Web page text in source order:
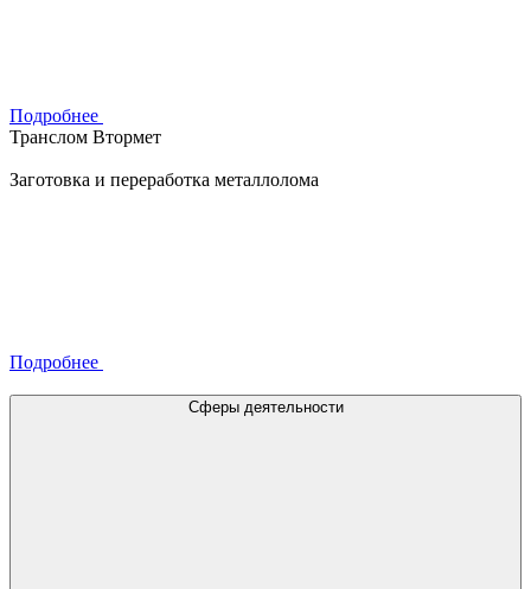
Подробнее
Транслом Втормет
Заготовка и переработка металлолома
Подробнее
Сферы деятельности